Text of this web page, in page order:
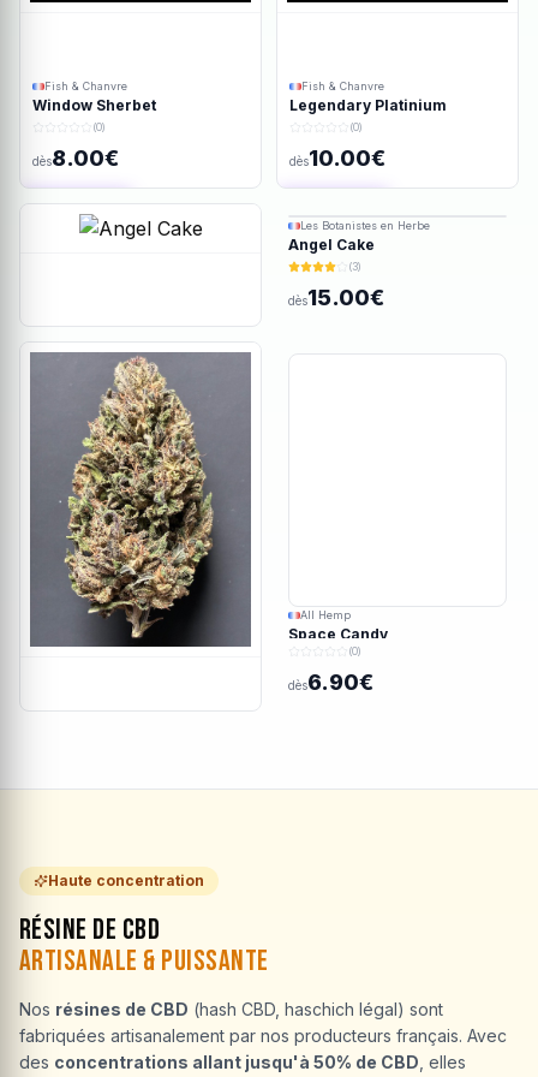
Fish & Chanvre
Window Sherbet
(0)
dès8.00€
Ajout rapide
Fish & Chanvre
Legendary Platinium
(0)
dès10.00€
Les Botanistes en Herbe
Angel Cake
(3)
dès15.00€
All Hemp
Space Candy
(0)
dès6.90€
Haute concentration
Résine de CBD
Artisanale & Puissante
Nos résines de CBD (hash CBD, haschich légal) sont
fabriquées artisanalement par nos producteurs français. Avec
des concentrations allant jusqu'à 50% de CBD , elles